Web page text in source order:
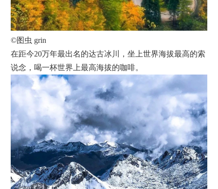
©图虫 grin
在距今20万年最出名的达古冰川，坐上世界海拔最高的索
说念，喝一杯世界上最高海拔的咖啡。